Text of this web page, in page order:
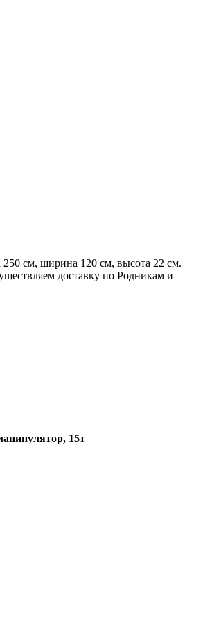
см, ширина 120 см, высота 22 см.
доставку по Родникам и
15т